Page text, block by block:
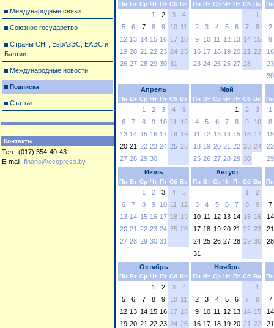
Международные связи
Союзное государство
Страны СНГ, ЕврАзЭС, ЕАЭС и
Балтии
Международные новости
Подписка
Статьи
Контакты
Тел.: (017) 354-40-43
E-mail: finans@ecopress.by
Пн Вт Ср Чт Пт Сб Вс
1 2 3
4
5
6 7 8 9 10 11
12 13 14 15 16 17 18
19 20 21 22 23 24 25
26 27 28 29 30 31
Пн Вт Ср Чт Пт Сб Вс
1
2
3 4 5 6 7
8
9
10 11 12 13 14 15
16 17 18 19 20 21 22
23 24 25 26 27 28
Пн
2
9
16
23
30
Апрель
Пн Вт Ср Чт Пт Сб Вс
1 2 3 4
5
6
7 8 9 10 11
12
13 14 15 16 17 18 19
20 21 22 23 24 25 26
27 28 29 30
Май
Пн Вт Ср Чт Пт Сб Вс
1 2
3
4
5 6 7 8 9
10
11
12 13 14 15 16 17
18 19 20 21 22 23 24
25 26 27 28 29 30
Пн
1
8
15
22
29
Июль
Пн Вт Ср Чт Пт Сб Вс
1 2 3 4
5
6
7 8 9 10 11
12
13 14 15 16 17 18 19
20 21 22 23 24 25 26
27 28 29 30 31
Август
Пн Вт Ср Чт Пт Сб Вс
1
2
3
4 5 6 7 8
9
10 11 12 13 14 15 16
17 18 19 20 21 22 23
24 25 26 27 28 29 30
31
Пн
7
14
21
28
Октябрь
Пн Вт Ср Чт Пт Сб Вс
1 2 3
4
5
6 7 8 9 10 11
12 13 14 15 16 17 18
19 20 21 22 23 24 25
Ноябрь
Пн Вт Ср Чт Пт Сб Вс
1
2
3 4 5 6 7
8
9
10 11 12 13 14 15
16 17 18 19 20 21 22
Пн
7
14
21